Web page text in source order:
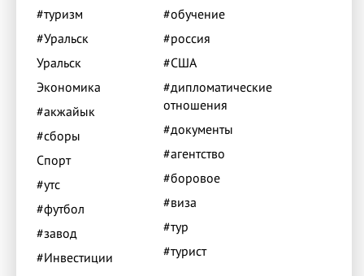
#туризм
#Уральск
Уральск
Экономика
#акжайык
#сборы
Спорт
#утс
#футбол
#завод
#Инвестиции
#обучение
#россия
#США
#дипломатические
отношения
#документы
#агентство
#боровое
#виза
#тур
#турист